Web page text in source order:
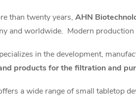
than twenty years, AHN
and worldwide. Modern
in the development,
products for the filtration and
a wide range of small tabletop